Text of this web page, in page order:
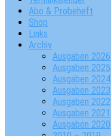
Abo & Probeheft
Shop
Links
Archiv
Ausgaben 2026
Ausgaben 2025
Ausgaben 2024
Ausgaben 2023
Ausgaben 2022
Ausgaben 2021
Ausgaben 2020